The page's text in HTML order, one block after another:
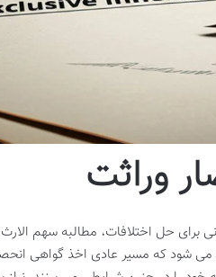
وراثت
برای حل اختلافات، مطالبه سهم الارث
شود که مسیر عادی اخذ گواهی